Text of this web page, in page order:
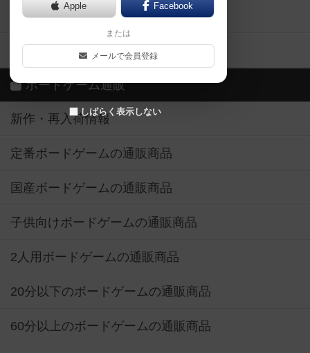
Apple Facebook
または
メールで会員登録
しばらく表示しない
ボードゲーム業界コラム
ボドゲーマご利用案内
ボードゲーム通販
新作・再入荷情報
定番ボードゲームの通販商品
国産ボードゲームの通販商品
子供向けボードゲームの通販商品
2人用ボードゲームの通販商品
20分以下のボードゲームの通販商品
60分以上のボードゲームの通販商品